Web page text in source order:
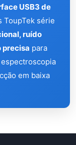
USB3 de
ToupTek série
ruído
precisa para
em baixa